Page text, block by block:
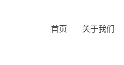
首页 关于我们